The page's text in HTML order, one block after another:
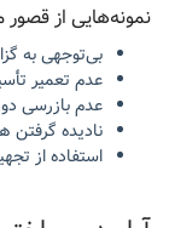
نمونه‌هایی از
بی‌توجهی به
عدم تعمیر
عدم بازرسی
نادیده
استفاده از